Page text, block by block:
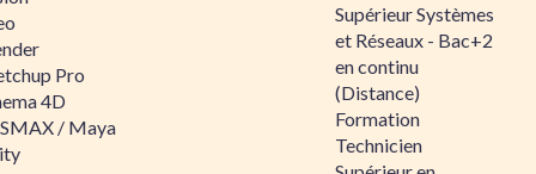
Pro
4D
/ Maya
Supérieur Systèmes
et Réseaux - Bac+2
en continu
(Distance)
Formation
Technicien